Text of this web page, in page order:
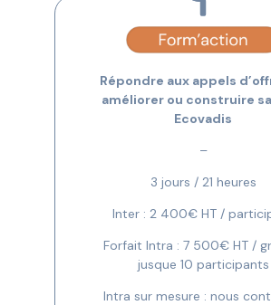
Répondre aux appels
améliorer ou construire
Ecovadis
–
3 jours / 21 heures
Inter : 2 400€ HT /
Forfait Intra : 7 500€ HT /
jusque 10 participants
Intra sur mesure : nous